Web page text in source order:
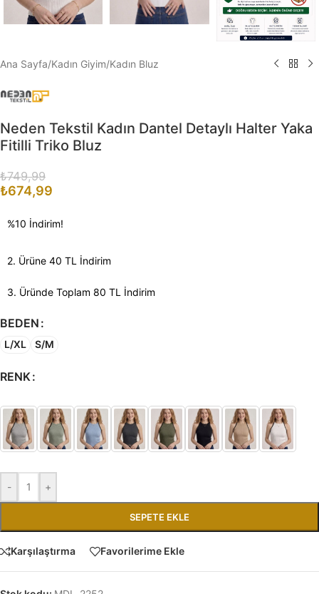
Ana Sayfa/Kadın Giyim/Kadın Bluz
Neden Tekstil Kadın Dantel Detaylı Halter Yaka
Fitilli Triko Bluz
₺749,99
₺674,99
%10 İndirim!
2. Ürüne 40 TL İndirim
3. Üründe Toplam 80 TL İndirim
BEDEN
L/XL S/M
RENK
- +
SEPETE EKLE
Karşılaştırma Favorilerime Ekle